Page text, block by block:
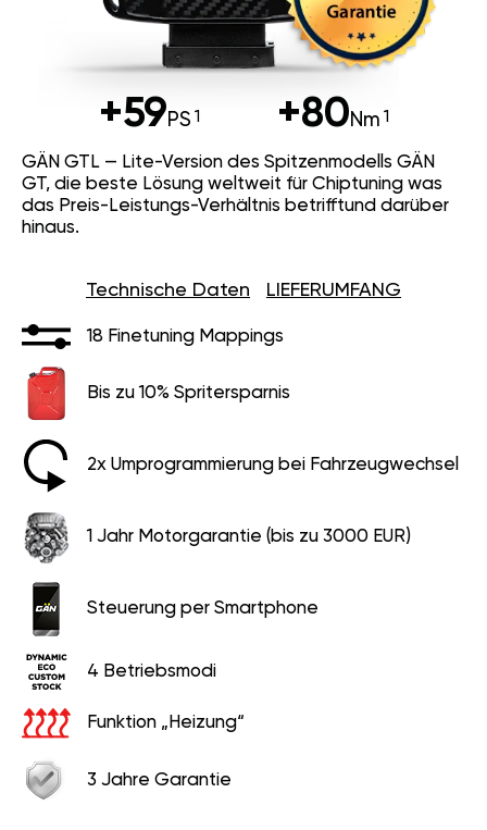
+59PS +80Nm
GÄN GTL — Lite-Version des Spitzenmodells GÄN
GT, die beste Lösung weltweit für Chiptuning was
das Preis-Leistungs-Verhältnis betrifftund darüber
hinaus.
Technische Daten LIEFERUMFANG
18 Finetuning Mappings
Bis zu 10% Spritersparnis
2x Umprogrammierung bei Fahrzeugwechsel
1 Jahr Motorgarantie (bis zu 3000 EUR)
Steuerung per Smartphone
4 Betriebsmodi
Funktion „Heizung“
3 Jahre Garantie